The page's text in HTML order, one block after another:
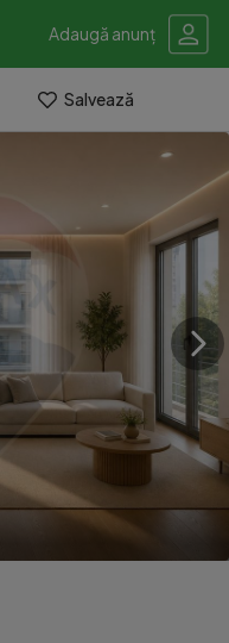
Adaugă anunț
Salvează